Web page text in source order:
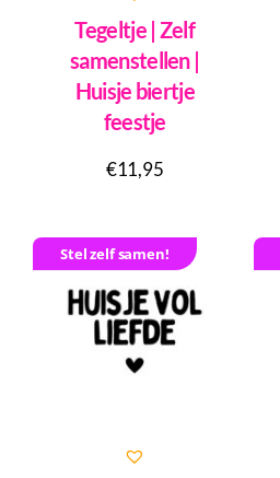
Tegeltje | Zelf
samenstellen |
Huisje biertje
feestje
€11,95
Stel zelf samen!